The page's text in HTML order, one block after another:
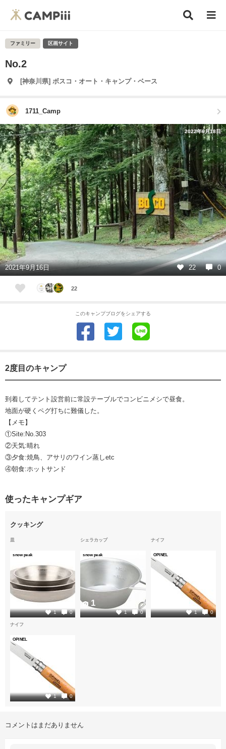
ファミリー 区画サイト
No.2
[神奈川県] ボスコ・オート・キャンプ・ベース
1711_Camp
2022年6月18日
2021年9月16日 22 0
22
このキャンプブログをシェアする
2度目のキャンプ
到着してテント設営前に常設テーブルでコンビニメシで昼食。
地面が硬くペグ打ちに難儀した。
【メモ】
①Site:No.303
②天気:晴れ
③夕食:焼鳥、アサリのワイン蒸しetc
④朝食:ホットサンド
使ったキャンプギア
クッキング
皿
snow peak
1 0
1
シェラカップ
snow peak
1 0
1
ナイフ
OPINEL
1 0
ナイフ
OPINEL
1 0
コメントはまだありません